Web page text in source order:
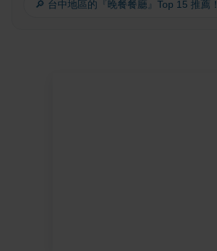
🔎 台中地區的『晚餐餐廳』Top 15 推薦！